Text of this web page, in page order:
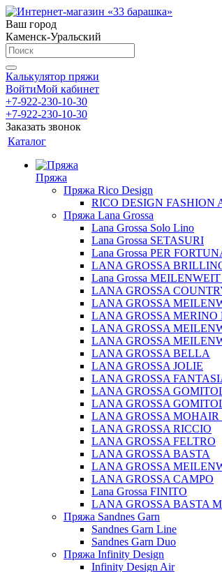
Ваш город
Каменск-Уральский
Калькулятор пряжи
ВойтиМой кабинет
+7-922-230-10-30
+7-922-230-10-30
Заказать звонок
Каталог
Пряжа
Пряжа Rico Design
RICO DESIGN FASHION
Пряжа Lana Grossa
Lana Grossa Solo Lino
Lana Grossa SETASURI
Lana Grossa PER
LANA GROSSA
Lana Grossa
LANA GROSSA
LANA GROSSA
LANA GROSSA
LANA GROSSA
LANA GROSSA
LANA GROSSA BELLA
LANA GROSSA JOLIE
LANA GROSSA
LANA GROSSA
LANA GROSSA
LANA GROSSA MOHAIR
LANA GROSSA RICCIO
LANA GROSSA FELTRO
LANA GROSSA BASTA
LANA GROSSA
LANA GROSSA CAMPO
Lana Grossa FINITO
LANA GROSSA BASTA
Пряжа Sandnes Garn
Sandnes Garn Line
Sandnes Garn Duo
Пряжа Infinity Design
Infinity Design Air